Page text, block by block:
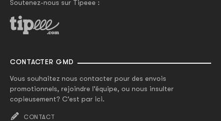
Soutenez-nous sur Tipeee :
CONTACTER GMD
Vous souhaitez nous contacter pour des envois
promotionnels, rejoindre l'équipe, ou nous insulter
copieusement? C'est par ici.
CONTACT